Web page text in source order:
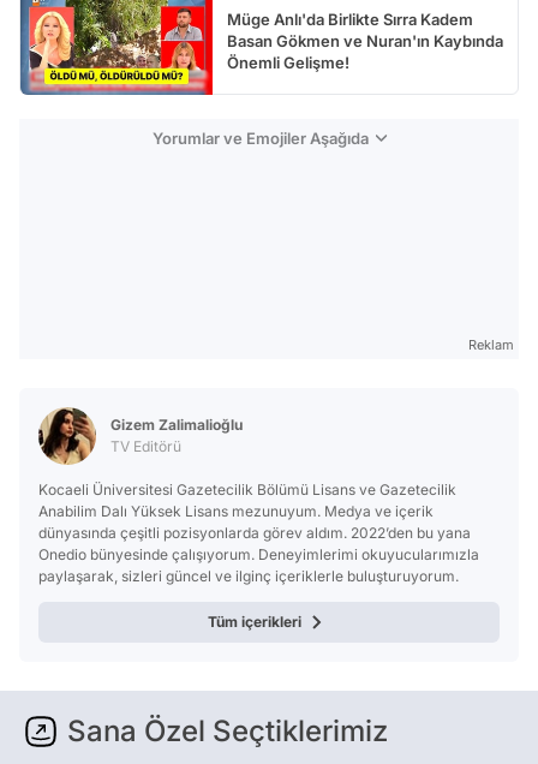
Müge Anlı'da Birlikte Sırra Kadem
Basan Gökmen ve Nuran'ın Kaybında
Önemli Gelişme!
Yorumlar ve Emojiler Aşağıda
Reklam
Gizem Zalimalioğlu
TV Editörü
Kocaeli Üniversitesi Gazetecilik Bölümü Lisans ve Gazetecilik
Anabilim Dalı Yüksek Lisans mezunuyum. Medya ve içerik
dünyasında çeşitli pozisyonlarda görev aldım. 2022’den bu yana
Onedio bünyesinde çalışıyorum. Deneyimlerimi okuyucularımızla
paylaşarak, sizleri güncel ve ilginç içeriklerle buluşturuyorum.
Tüm içerikleri
Sana Özel Seçtiklerimiz